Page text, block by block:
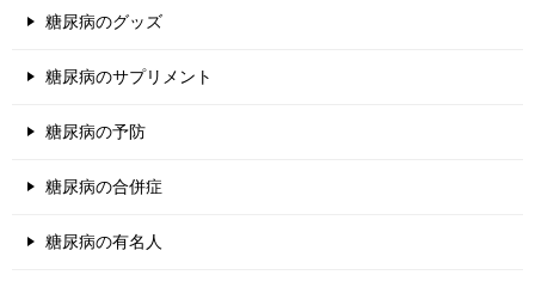
糖尿病のグッズ
糖尿病のサプリメント
糖尿病の予防
糖尿病の合併症
糖尿病の有名人